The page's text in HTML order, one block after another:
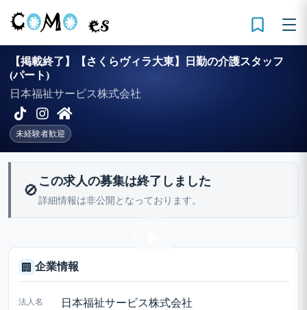
【掲載終了】【さくらヴィラ大東】日勤の介護スタッフ
(パート)
日本福祉サービス株式会社
未経験者歓迎
🚫
この求人の募集は終了しました
詳細情報は非公開となっております。
🏢 企業情報
法人名 日本福祉サービス株式会社